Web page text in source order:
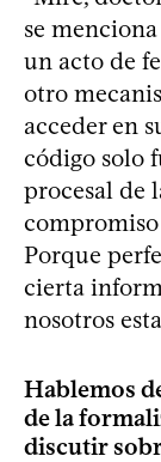
se
un acto de
otro
acceder en
código solo
procesal de
Porque
cierta
nosotros
Hablemos
de la
discutir